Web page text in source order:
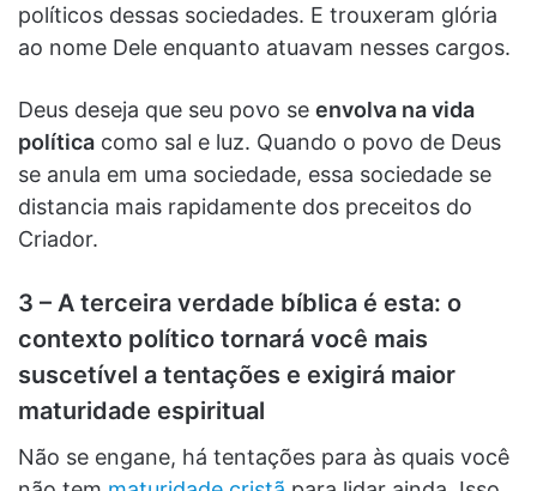
políticos dessas sociedades. E trouxeram glória
ao nome Dele enquanto atuavam nesses cargos.
Deus deseja que seu povo se envolva na vida
política como sal e luz. Quando o povo de Deus
se anula em uma sociedade, essa sociedade se
distancia mais rapidamente dos preceitos do
Criador.
3 – A terceira verdade bíblica é esta: o
contexto político tornará você mais
suscetível a tentações e exigirá maior
maturidade espiritual
Não se engane, há tentações para às quais você